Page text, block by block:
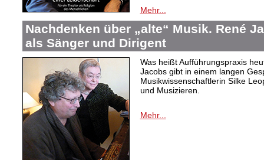
Mehr...
Nachdenken über „alte“ Musik. René
als Sänger und Dirigent
Was heißt Aufführungspraxis
Jacobs gibt in einem langen
Musikwissenschaftlerin Silke
und Musizieren.
Mehr...